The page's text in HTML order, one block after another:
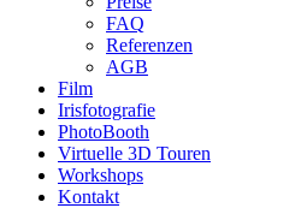
FAQ
Referenzen
AGB
Film
Irisfotografie
PhotoBooth
Virtuelle 3D Touren
Workshops
Kontakt